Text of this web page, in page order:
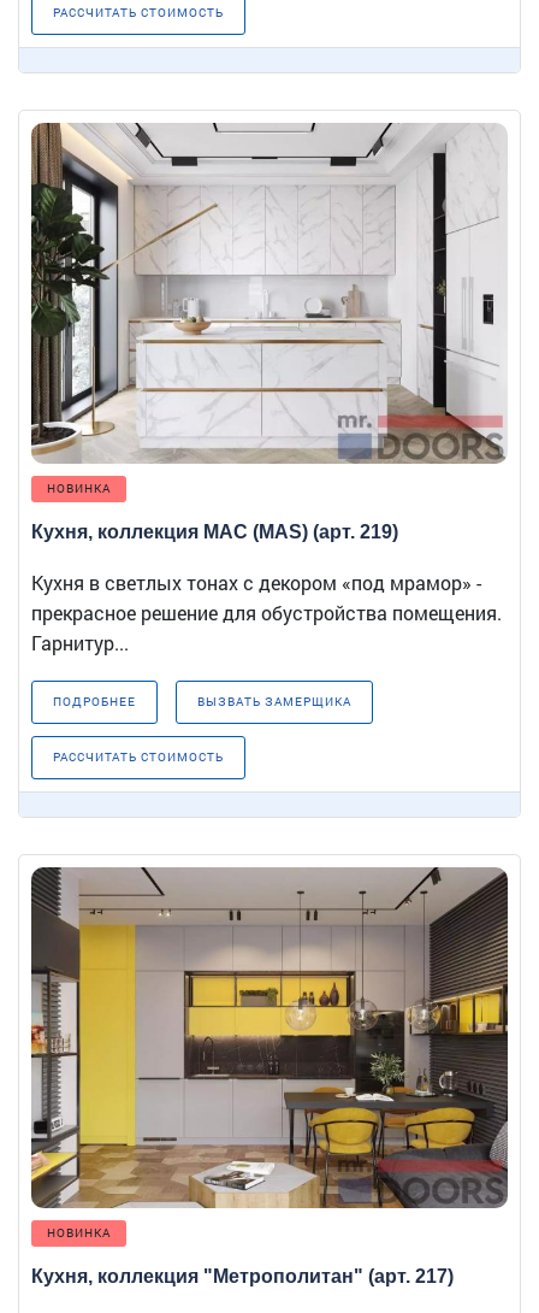
РАССЧИТАТЬ СТОИМОСТЬ
НОВИНКА
Кухня, коллекция МАС (MAS) (арт. 219)
Кухня в светлых тонах с декором «под мрамор» -
прекрасное решение для обустройства помещения.
Гарнитур...
ПОДРОБНЕЕ ВЫЗВАТЬ ЗАМЕРЩИКА
РАССЧИТАТЬ СТОИМОСТЬ
НОВИНКА
Кухня, коллекция "Метрополитан" (арт. 217)